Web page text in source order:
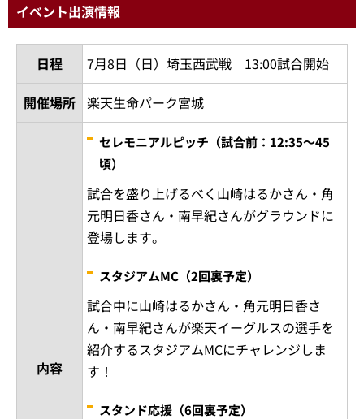
イベント出演情報
日程
7月8日（日）埼玉西武戦 13:00試合開始
開催場所 楽天生命パーク宮城
内容
セレモニアルピッチ（試合前：12:35～45
頃）
試合を盛り上げるべく山崎はるかさん・角
元明日香さん・南早紀さんがグラウンドに
登場します。
スタジアムMC（2回裏予定）
試合中に山崎はるかさん・角元明日香さ
ん・南早紀さんが楽天イーグルスの選手を
紹介するスタジアムMCにチャレンジしま
す！
スタンド応援（6回裏予定）